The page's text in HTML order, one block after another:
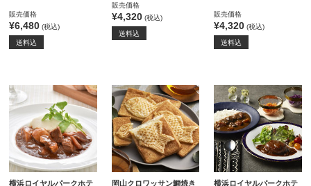
販売価格
¥6,480 (税込)
送料込
販売価格
¥4,320(税込)
送料込
販売価格
¥4,320 (税込)
送料込
横浜ロイヤルパークホテ
岡山クロワッサン鯛焼き
横浜ロイヤルパークホテ